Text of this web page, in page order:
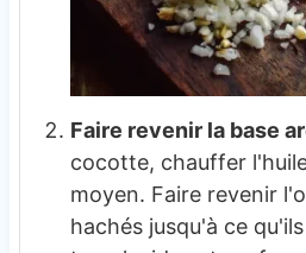
Faire revenir la base
cocotte, chauffer
moyen. Faire revenir
hachés jusqu'à ce